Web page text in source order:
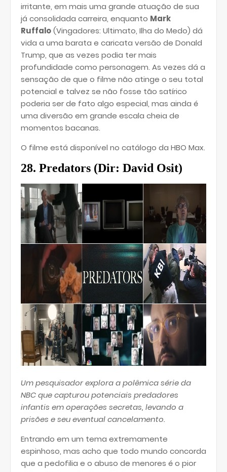
irritante, em mais uma grande atuação de sua
já consolidada carreira, enquanto Mark
Ruffalo(Vingadores: Ultimato, Ilha do Medo) dá
vida a uma barata e caricata versão de Donald
Trump, que as vezes podia ter mais
profundidade como personagem. As vezes dá a
sensação de que o filme não atinge o seu total
potencial e talvez se não fosse tão satírico
poderia ser de fato algo especial, mas ainda é
uma diversão em grande escala cheia de
momentos bacanas.
O filme está disponível no catálogo da HBO Max.
28. Predators (Dir: David Osit)
Um pesquisador explora a polêmica série da
NBC que capturou potenciais predadores
infantis em operações secretas, levando a
prisões e seu eventual cancelamento.
Entrando em um tema extremamente
espinhoso, mas acho que todo mundo concorda
que a pedofilia e o abuso de menores é o pior